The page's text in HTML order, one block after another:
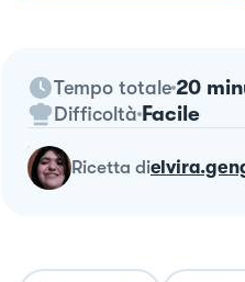
Tempo totale 20
Difficoltà Facile
ricetta di